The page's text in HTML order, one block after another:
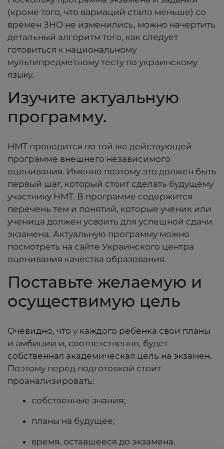
(кроме того, что вариаций стало меньше) со
времен ЗНО не изменились, можно начертить
детальный алгоритм того, как следует
готовиться к национальному
мультипредметному тесту по украинскому
языку.
Изучите актуальную
программу.
НМТ проводится по той же действующей
программе внешнего независимого
оценивания. Именно поэтому это должен быть
первый шаг, который стоит сделать будущему
участнику НМТ. В программе содержится
перечень тем и понятий, которые ученик или
ученица должен усвоить для успешной сдачи
экзамена. Актуальную программу можно
посмотреть на сайте Украинского центра
оценивания качества образования.
Поставьте желаемую и
осуществимую цель
Очевидно, что у каждого ребенка свои планы
и амбиции и, соответственно, будет
собственная академическая цель на экзамен.
Поэтому перед подготовкой стоит
проанализировать:
собственные знания;
планы на будущее;
время, оставшееся до экзамена.